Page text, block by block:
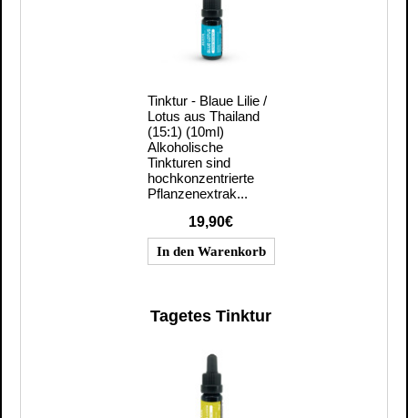
Tinktur - Blaue Lilie /
Lotus aus Thailand
(15:1) (10ml)
Alkoholische
Tinkturen sind
hochkonzentrierte
Pflanzenextrak...
19,90€
Tagetes Tinktur